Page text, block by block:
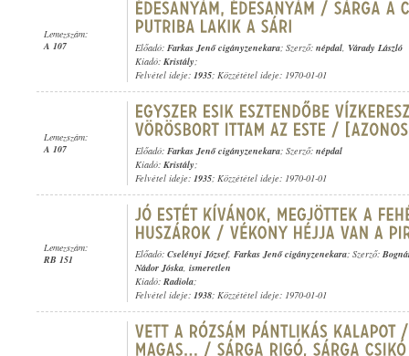
Lemezszám:
A 107
Előadó: Farkas Jenő cigányzenekara; Szerző: népdal, Várady László
Kiadó: Kristály;
Felvétel ideje: 1935; Közzététel ideje: 1970-01-01
Lemezszám:
A 107
Előadó: Farkas Jenő cigányzenekara; Szerző: népdal
Kiadó: Kristály;
Felvétel ideje: 1935; Közzététel ideje: 1970-01-01
Lemezszám:
RB 151
Előadó: Cselényi József, Farkas Jenő cigányzenekara; Szerző:
Nádor Jóska, ismeretlen
Kiadó: Radiola;
Felvétel ideje: 1938; Közzététel ideje: 1970-01-01